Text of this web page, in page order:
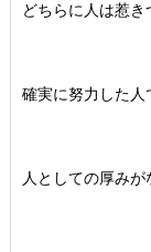
どちらに人は惹き
確実に努力した人
人としての厚みが